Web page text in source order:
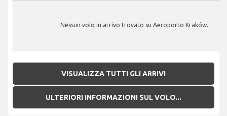
Nessun volo in arrivo trovato su Aeroporto Kraków.
VISUALIZZA TUTTI GLI ARRIVI
ULTERIORI INFORMAZIONI SUL VOLO...